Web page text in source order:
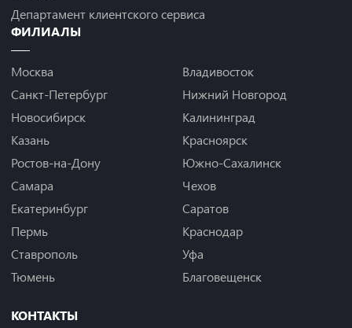
Департамент клиентского сервиса
ФИЛИАЛЫ
Москва
Санкт-Петербург
Новосибирск
Казань
Ростов-на-Дону
Самара
Екатеринбург
Пермь
Ставрополь
Тюмень
Владивосток
Нижний Новгород
Калининград
Красноярск
Южно-Сахалинск
Чехов
Саратов
Краснодар
Уфа
Благовещенск
КОНТАКТЫ